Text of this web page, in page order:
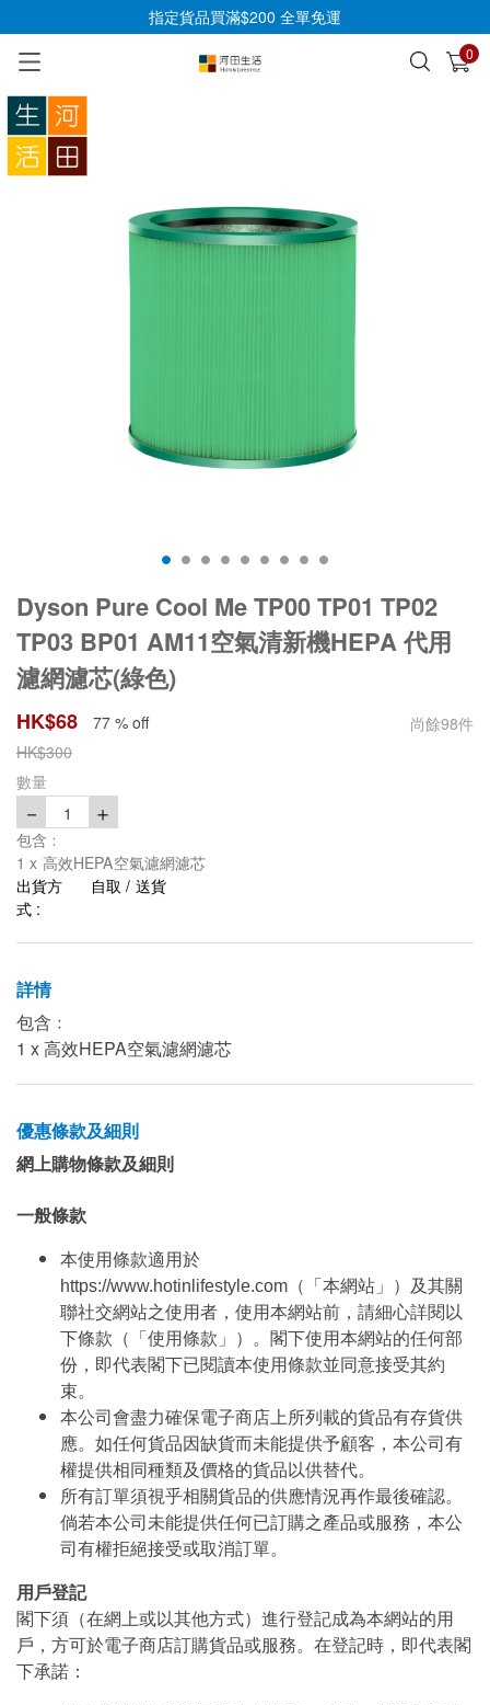
指定貨品買滿$200 全單免運
0
已加入購物車 查看
Dyson Pure Cool Me TP00 TP01 TP02
TP03 BP01 AM11空氣清新機HEPA 代用
濾網濾芯(綠色)
HK$68 77 % off 尚餘98件
HK$300
數量
－ 1 ＋
包含﹕
1 x 高效HEPA空氣濾網濾芯
出貨方
式 :
自取 / 送貨
詳情
包含﹕
1 x 高效HEPA空氣濾網濾芯
優惠條款及細則
網上購物條款及細則
一般條款
本使用條款適用於
https://www.hotinlifestyle.com（「本網站」）及其關
聯社交網站之使用者，使用本網站前，請細心詳閱以
下條款（「使用條款」）。閣下使用本網站的任何部
份，即代表閣下已閱讀本使用條款並同意接受其約
束。
本公司會盡力確保電子商店上所列載的貨品有存貨供
應。如任何貨品因缺貨而未能提供予顧客，本公司有
權提供相同種類及價格的貨品以供替代。
所有訂單須視乎相關貨品的供應情況再作最後確認。
倘若本公司未能提供任何已訂購之產品或服務，本公
司有權拒絕接受或取消訂單。
用戶登記
閣下須（在網上或以其他方式）進行登記成為本網站的用
戶，方可於電子商店訂購貨品或服務。在登記時，即代表閣
下承諾：